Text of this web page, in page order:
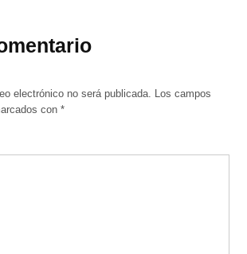
electrónico no será publicada. Los campos
con*